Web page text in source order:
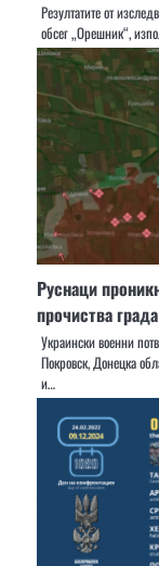
Резултатите от
обсег „Орешник“,
Руснаци
прочиства
Украински военни
Покровск, Донецка
и…